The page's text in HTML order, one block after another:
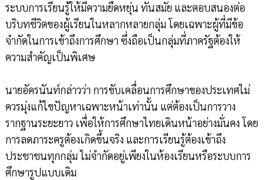
ระบบการเรียนรู้ให้มีความยืดหยุ่น ทันสมัย และตอบสนองต่อ
บริบทชีวิตของผู้เรียนในหลากหลายกลุ่ม โดยเฉพาะผู้ที่มีข้อ
จำกัดในการเข้าถึงการศึกษา ซึ่งถือเป็นกลุ่มที่ภาครัฐต้องให้
ความสำคัญเป็นพิเศษ
นายอัครนันท์กล่าวว่า การขับเคลื่อนการศึกษาของประเทศไม่
ควรมุ่งแก้ไขปัญหาเฉพาะหน้าเท่านั้น แต่ต้องเป็นการวาง
รากฐานระยะยาว เพื่อให้การศึกษาไทยเดินหน้าอย่างมั่นคง โดย
การลดภาระครูต้องเกิดขึ้นจริง และการเรียนรู้ต้องเข้าถึง
ประชาชนทุกกลุ่ม ไม่จำกัดอยู่เพียงในห้องเรียนหรือระบบการ
ศึกษารูปแบบเดิม